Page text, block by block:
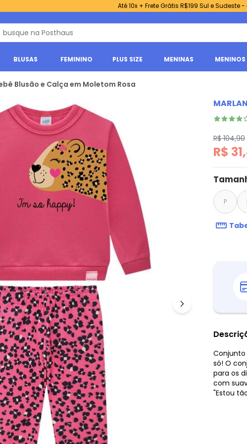
Até 10x + Frete Grátis R$199 Sul e Sudeste -
BLUSAS FEMININO PLUS SIZE MENINAS MENINOS
Blusão e Calça em Moletom Rosa
MARLAN
R$ 104,90
R$
P
Conjunto
só! O
para os
com
"Estou